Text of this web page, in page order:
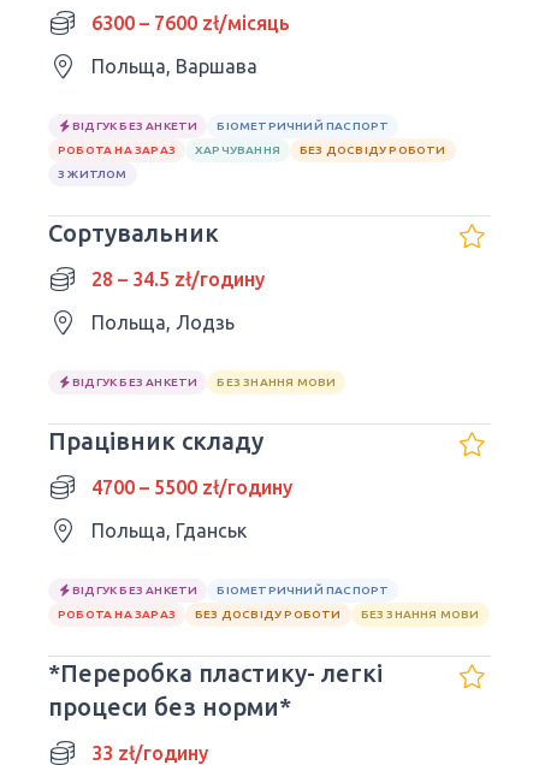
Варшави)
6300 – 7600 zł/місяць
Польща, Варшава
ВІДГУК БЕЗ АНКЕТИ
БІОМЕТРИЧНИЙ ПАСПОРТ
РОБОТА НА ЗАРАЗ
ХАРЧУВАННЯ
БЕЗ ДОСВІДУ РОБОТИ
З ЖИТЛОМ
Сортувальник
28 – 34.5 zł/годину
Польща, Лодзь
ВІДГУК БЕЗ АНКЕТИ БЕЗ ЗНАННЯ МОВИ
Працівник складу
4700 – 5500 zł/годину
Польща, Гданськ
ВІДГУК БЕЗ АНКЕТИ
БІОМЕТРИЧНИЙ ПАСПОРТ
РОБОТА НА ЗАРАЗ
БЕЗ ДОСВІДУ РОБОТИ БЕЗ ЗНАННЯ МОВИ
*Переробка пластику- легкі
процеси без норми*
33 zł/годину